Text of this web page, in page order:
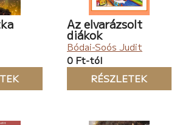
Az elvarázsolt
diákok
Bódai-Soós Judit
0 Ft-tól
RÉSZLETEK